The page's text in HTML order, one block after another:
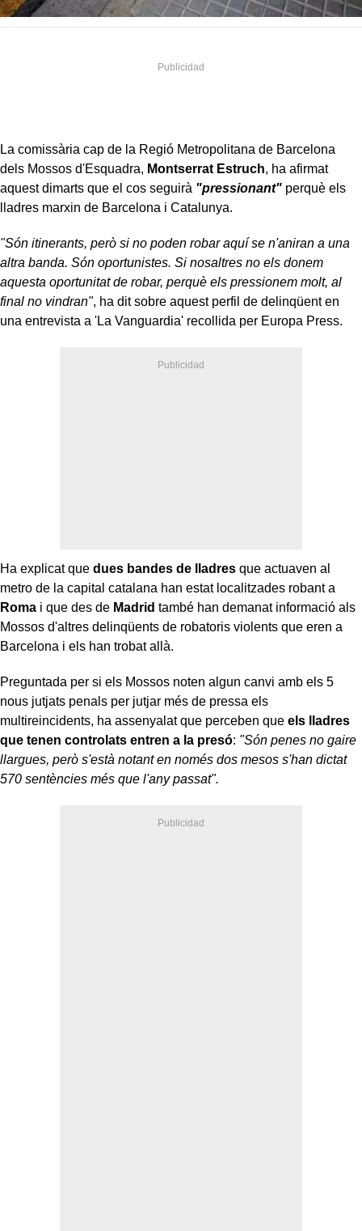
La comissària cap de la Regió Metropolitana de Barcelona
dels Mossos d'Esquadra, Montserrat Estruch, ha afirmat
aquest dimarts que el cos seguirà "pressionant" perquè els
lladres marxin de Barcelona i Catalunya.
"Són itinerants, però si no poden robar aquí se n'aniran a una
altra banda. Són oportunistes. Si nosaltres no els donem
aquesta oportunitat de robar, perquè els pressionem molt, al
final no vindran", ha dit sobre aquest perfil de delinqüent en
una entrevista a 'La Vanguardia' recollida per Europa Press.
Ha explicat que dues bandes de lladres que actuaven al
metro de la capital catalana han estat localitzades robant a
Roma i que des de Madrid també han demanat informació als
Mossos d'altres delinqüents de robatoris violents que eren a
Barcelona i els han trobat allà.
Preguntada per si els Mossos noten algun canvi amb els 5
nous jutjats penals per jutjar més de pressa els
multireincidents, ha assenyalat que perceben que els lladres
que tenen controlats entren a la presó: "Són penes no gaire
llargues, però s'està notant en només dos mesos s'han dictat
570 sentències més que l'any passat".